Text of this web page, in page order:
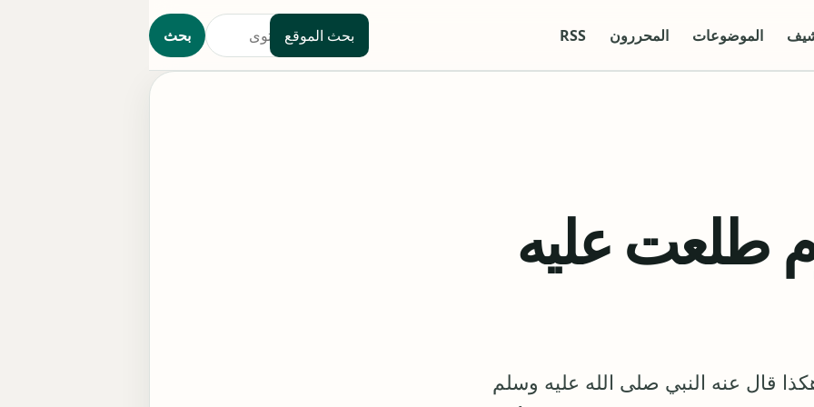
الموضوعات المحررون RSS بحث الموقع بحث
طلعت عليه
قال عنه النبي صلى الله عليه وسلم